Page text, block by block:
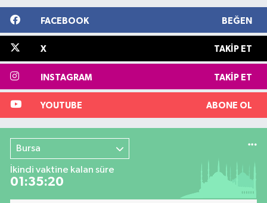
FACEBOOK BEĞEN
X TAKIP ET
INSTAGRAM TAKIP ET
YOUTUBE ABONE OL
Bursa
İkindi vaktine kalan süre
01:35:19